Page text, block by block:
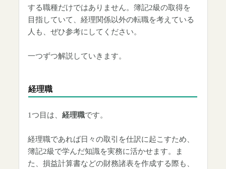
する職種だけではありません。簿記2級の取得を
目指していて、経理関係以外の転職を考えている
人も、ぜひ参考にしてください。
一つずつ解説していきます。
経理職
1つ目は、 経理職です。
経理職であれば日々の取引を仕訳に起こすため、
簿記2級で学んだ知識を実務に活かせます。ま
た、損益計算書などの財務諸表を作成する際も、